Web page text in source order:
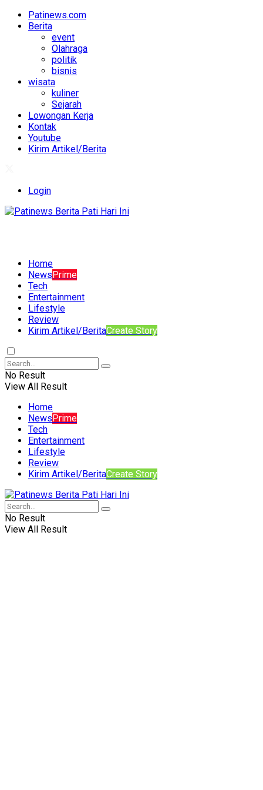
Patinews.com
Berita
event
Olahraga
politik
bisnis
wisata
kuliner
Sejarah
Lowongan Kerja
Kontak
Youtube
Kirim Artikel/Berita
Login
Home
NewsPrime
Tech
Entertainment
Lifestyle
Review
Kirim Artikel/BeritaCreate Story
No Result
View All Result
Home
NewsPrime
Tech
Entertainment
Lifestyle
Review
Kirim Artikel/BeritaCreate Story
No Result
View All Result